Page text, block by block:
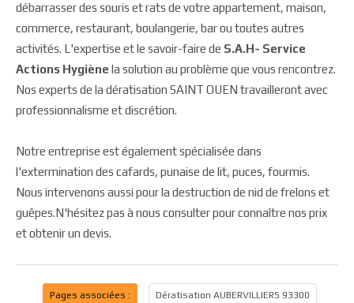
débarrasser des souris et rats de votre appartement, maison,
commerce, restaurant, boulangerie, bar ou toutes autres
activités. L'expertise et le savoir-faire de S.A.H- Service
Actions Hygiène la solution au problème que vous rencontrez.
Nos experts de la dératisation SAINT OUEN travailleront avec
professionnalisme et discrétion.
Notre entreprise est également spécialisée dans
l'extermination des cafards, punaise de lit, puces, fourmis.
Nous intervenons aussi pour la destruction de nid de frelons et
guêpes.N'hésitez pas à nous consulter pour connaître nos prix
et obtenir un devis.
Pages associées : Dératisation AUBERVILLIERS 93300